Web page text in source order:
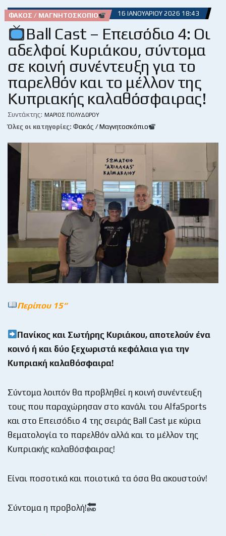
ΦΑΚΌΣ / ΜΑΓΝΗΤΟΣΚΌΠΙΟ 16 ΙΑΝΟΥΑΡΊΟΥ 2026 18:43
Ball Cast – Επεισόδιο 4: Οι
αδελφοί Κυριάκου, σύντομα
σε κοινή συνέντευξη για το
παρελθόν και το μέλλον της
Κυπριακής καλαθόσφαιρας!
Συντάκτης: ΜΆΡΙΟΣ ΠΟΛΥΔΏΡΟΥ
Όλες οι κατηγορίες: Φακός / Μαγνητοσκόπιο
Περίπου 15“
Πανίκος και Σωτήρης Κυριάκου, αποτελούν ένα
κοινό ή και δύο ξεχωριστά κεφάλαια για την
Κυπριακή καλαθόσφαιρα!
Σύντομα λοιπόν θα προβληθεί η κοινή συνέντευξη
τους που παραχώρησαν στο κανάλι του AlfaSports
και στο Επεισόδιο 4 της σειράς Ball Cast με κύρια
θεματολογία το παρελθόν αλλά και το μέλλον της
Κυπριακής καλαθόσφαιρας!
Είναι ποσοτικά και ποιοτικά τα όσα θα ακουστούν!
Σύντομα η προβολή!